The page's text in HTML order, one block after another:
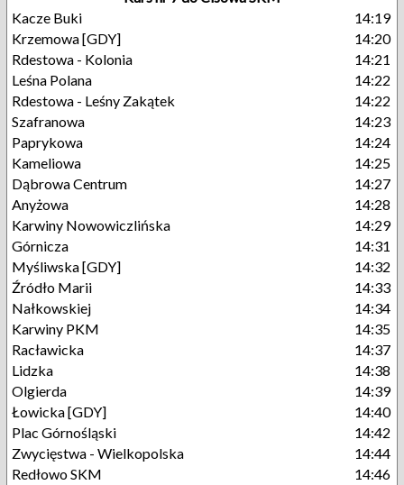
Kacze Buki
14:19
Krzemowa [GDY]
14:20
Rdestowa - Kolonia
14:21
Leśna Polana
14:22
Rdestowa - Leśny Zakątek
14:22
Szafranowa
14:23
Paprykowa
14:24
Kameliowa
14:25
Dąbrowa Centrum
14:27
Anyżowa
14:28
Karwiny Nowowiczlińska
14:29
Górnicza
14:31
Myśliwska [GDY]
14:32
Źródło Marii
14:33
Nałkowskiej
14:34
Karwiny PKM
14:35
Racławicka
14:37
Lidzka
14:38
Olgierda
14:39
Łowicka [GDY]
14:40
Plac Górnośląski
14:42
Zwycięstwa - Wielkopolska
14:44
Redłowo SKM
14:46